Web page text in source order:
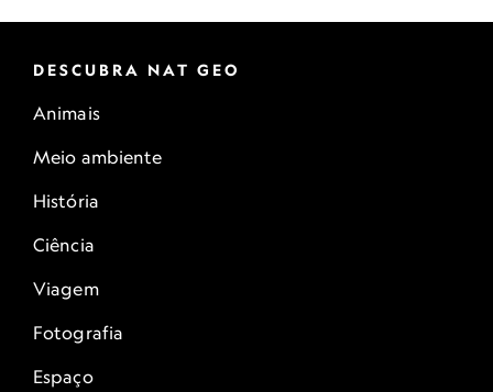
DESCUBRA NAT GEO
Animais
Meio ambiente
História
Ciência
Viagem
Fotografia
Espaço